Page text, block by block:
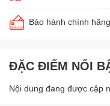
Bảo hành chính hãng
ĐẶC ĐIỂM NỔI
Nội dung đang được cập